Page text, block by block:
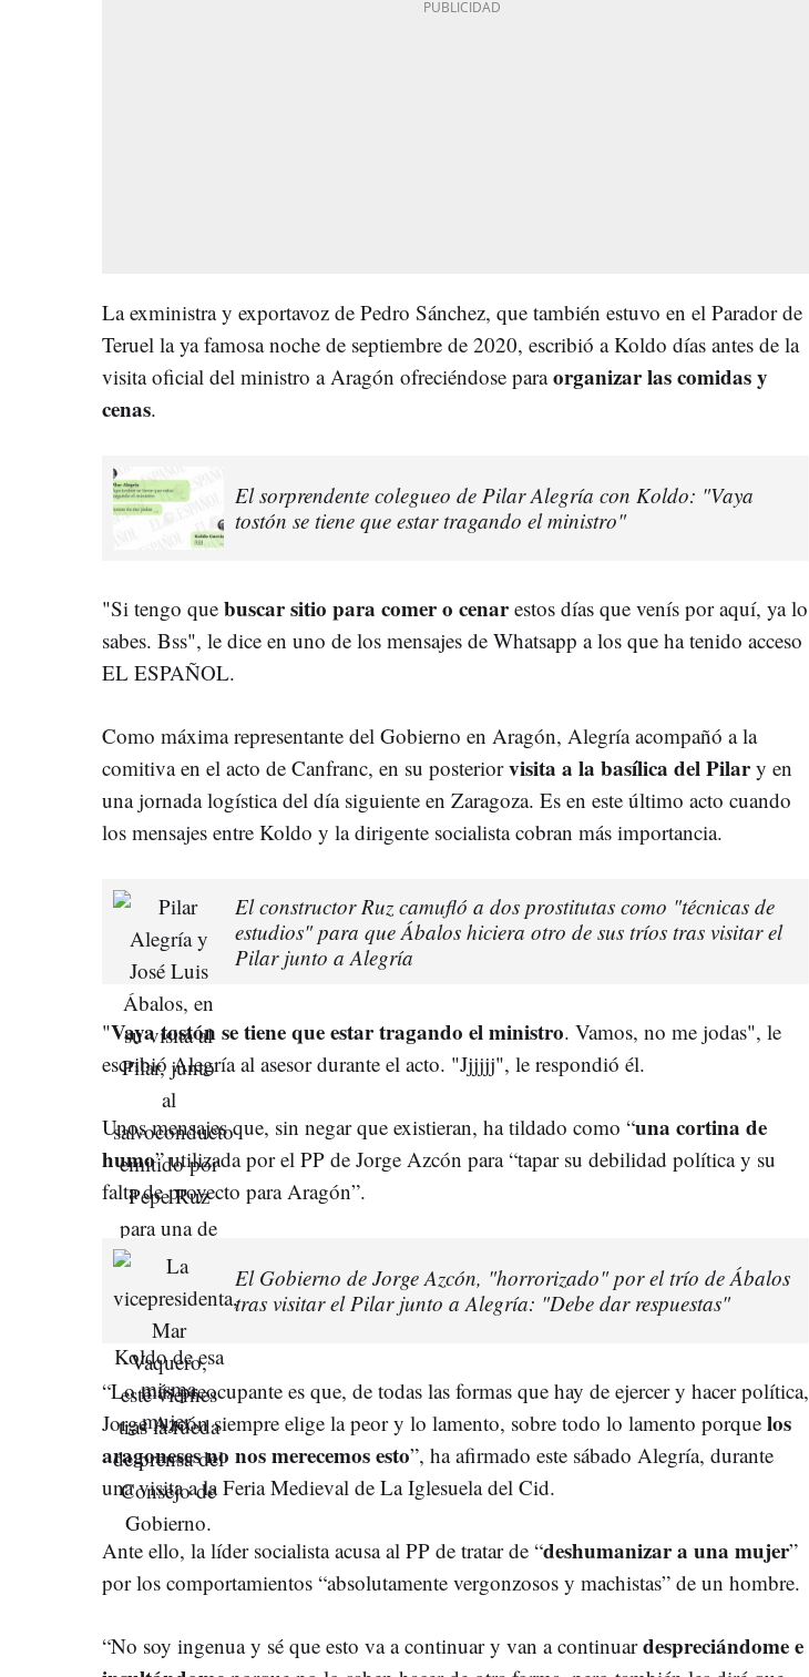
La exministra y exportavoz de Pedro Sánchez, que también estuvo en el Parador de
Teruel la ya famosa noche de septiembre de 2020, escribió a Koldo días antes de la
visita oficial del ministro a Aragón ofreciéndose paraorganizar las comidas y
cenas.
El sorprendente colegueo de Pilar Alegría con Koldo: "Vaya
tostón se tiene que estar tragando el ministro"
"Si tengo que buscar sitio para comer o cenarestos días que venís por aquí, ya lo
sabes. Bss", le dice en uno de los mensajes de Whatsapp a los que ha tenido acceso
EL ESPAÑOL.
Como máxima representante del Gobierno en Aragón, Alegría acompañó a la
comitiva en el acto de Canfranc, en su posteriorvisita a la basílica del Pilary en
una jornada logística del día siguiente en Zaragoza. Es en este último acto cuando
los mensajes entre Koldo y la dirigente socialista cobran más importancia.
El constructor Ruz camufló a dos prostitutas como "técnicas de
estudios" para que Ábalos hiciera otro de sus tríos tras visitar el
Pilar junto a Alegría
"Vaya tostón se tiene que estar tragando el ministro. Vamos, no me jodas", le
escribió Alegría al asesor durante el acto. "Jjjjjj", le respondió él.
Unos mensajes que, sin negar que existieran, ha tildado como “una cortina de
humo” utilizada por el PP de Jorge Azcón para “tapar su debilidad política y su
falta de proyecto para Aragón”.
El Gobierno de Jorge Azcón, "horrorizado" por el trío de Ábalos
tras visitar el Pilar junto a Alegría: "Debe dar respuestas"
“Lo más preocupante es que, de todas las formas que hay de ejercer y hacer política,
Jorge Azcón siempre elige la peor y lo lamento, sobre todo lo lamento porque los
aragoneses no nos merecemos esto”, ha afirmado este sábado Alegría, durante
una visita a la Feria Medieval de La Iglesuela del Cid.
Ante ello, la líder socialista acusa al PP de tratar de “deshumanizar a una mujer”
por los comportamientos “absolutamente vergonzosos y machistas” de un hombre.
“No soy ingenua y sé que esto va a continuar y van a continuardespreciándome e